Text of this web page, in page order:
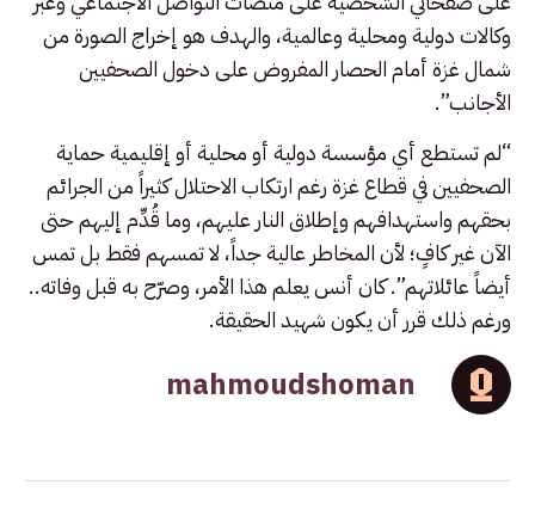
وكالات دولية ومحلية وعالمية، والهدف هو إخراج الصورة من
شمال غزة أمام الحصار المفروض على دخول الصحفيين
الأجانب”.
“لم تستطع أي مؤسسة دولية أو محلية أو إقليمية حماية
الصحفيين في قطاع غزة رغم ارتكاب الاحتلال كثيراً من الجرائم
بحقهم واستهدافهم وإطلاق النار عليهم، وما قُدِّم إليهم حتى
الآن غير كافٍ؛ لأن المخاطر عالية جداً، لا تمسهم فقط بل تمس
أيضاً عائلاتهم”. كان أنس يعلم هذا الأمر، وصرّح به قبل وفاته..
ورغم ذلك قرر أن يكون شهيد الحقيقة.
mahmoudshoman